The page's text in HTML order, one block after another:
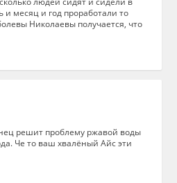
и месяц и год проработали то
Николаевы получается, что
решит проблему ржавой воды
Че то ваш хвалёный Айс эти